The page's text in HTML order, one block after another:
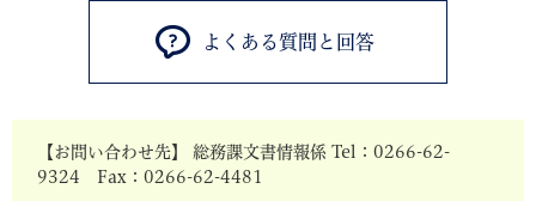
よくある質問と回答
【お問い合わせ先】 総務課文書情報係 Tel：0266-62-
9324 Fax：0266-62-4481